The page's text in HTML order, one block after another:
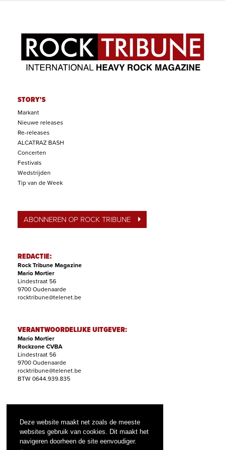
Deze website maakt net zoals de meeste
websites gebruik van cookies. Dit maakt het
navigeren doorheen de site eenvoudiger.
STORY'S
Markant
Nieuwe releases
Re-releases
ALCATRAZ BASH
Concerten
Festivals
Wedstrijden
Tip van de Week
ABONNEREN OP ROCK TRIBUNE
REDACTIE:
Rock Tribune Magazine
Mario Mortier
Lindestraat 56
9700 Oudenaarde
rocktribune@telenet.be
VERANTWOORDELIJKE UITGEVER:
Mario Mortier
Rockzone CVBA
Lindestraat 56
9700 Oudenaarde
rocktribune@telenet.be
BTW 0644.939.835
Filip Nollet
abonnementen@rock-tribune.com